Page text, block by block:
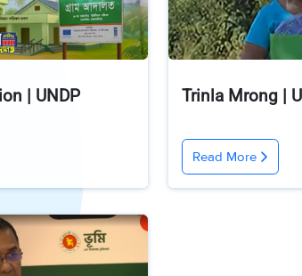
| UNDP
Trinla Mrong |
Read More